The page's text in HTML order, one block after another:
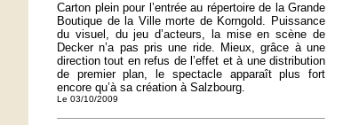
Carton plein pour l’entrée au répertoire de la Grande
Boutique de la Ville morte de Korngold. Puissance
du visuel, du jeu d’acteurs, la mise en scène de
Decker n’a pas pris une ride. Mieux, grâce à une
direction tout en refus de l’effet et à une distribution
de premier plan, le spectacle apparaît plus fort
encore qu’à sa création à Salzbourg.
Le 03/10/2009